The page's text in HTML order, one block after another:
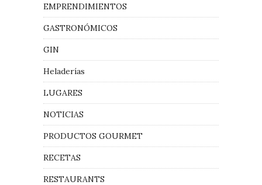
EMPRENDIMIENTOS
GASTRONÓMICOS
GIN
Heladerías
LUGARES
NOTICIAS
PRODUCTOS GOURMET
RECETAS
RESTAURANTS